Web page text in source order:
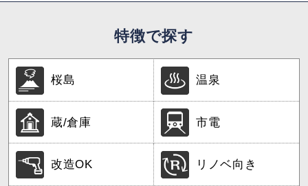
特徴で探す
桜島 温泉
蔵/倉庫 市電
改造OK リノベ向き